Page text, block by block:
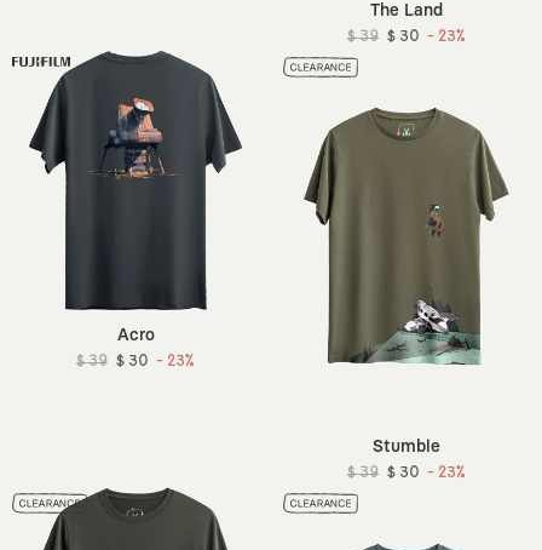
The Land
$ 39 $ 30 - 23%
Acro
$ 39 $ 30 - 23%
Stumble
$ 39 $ 30 - 23%